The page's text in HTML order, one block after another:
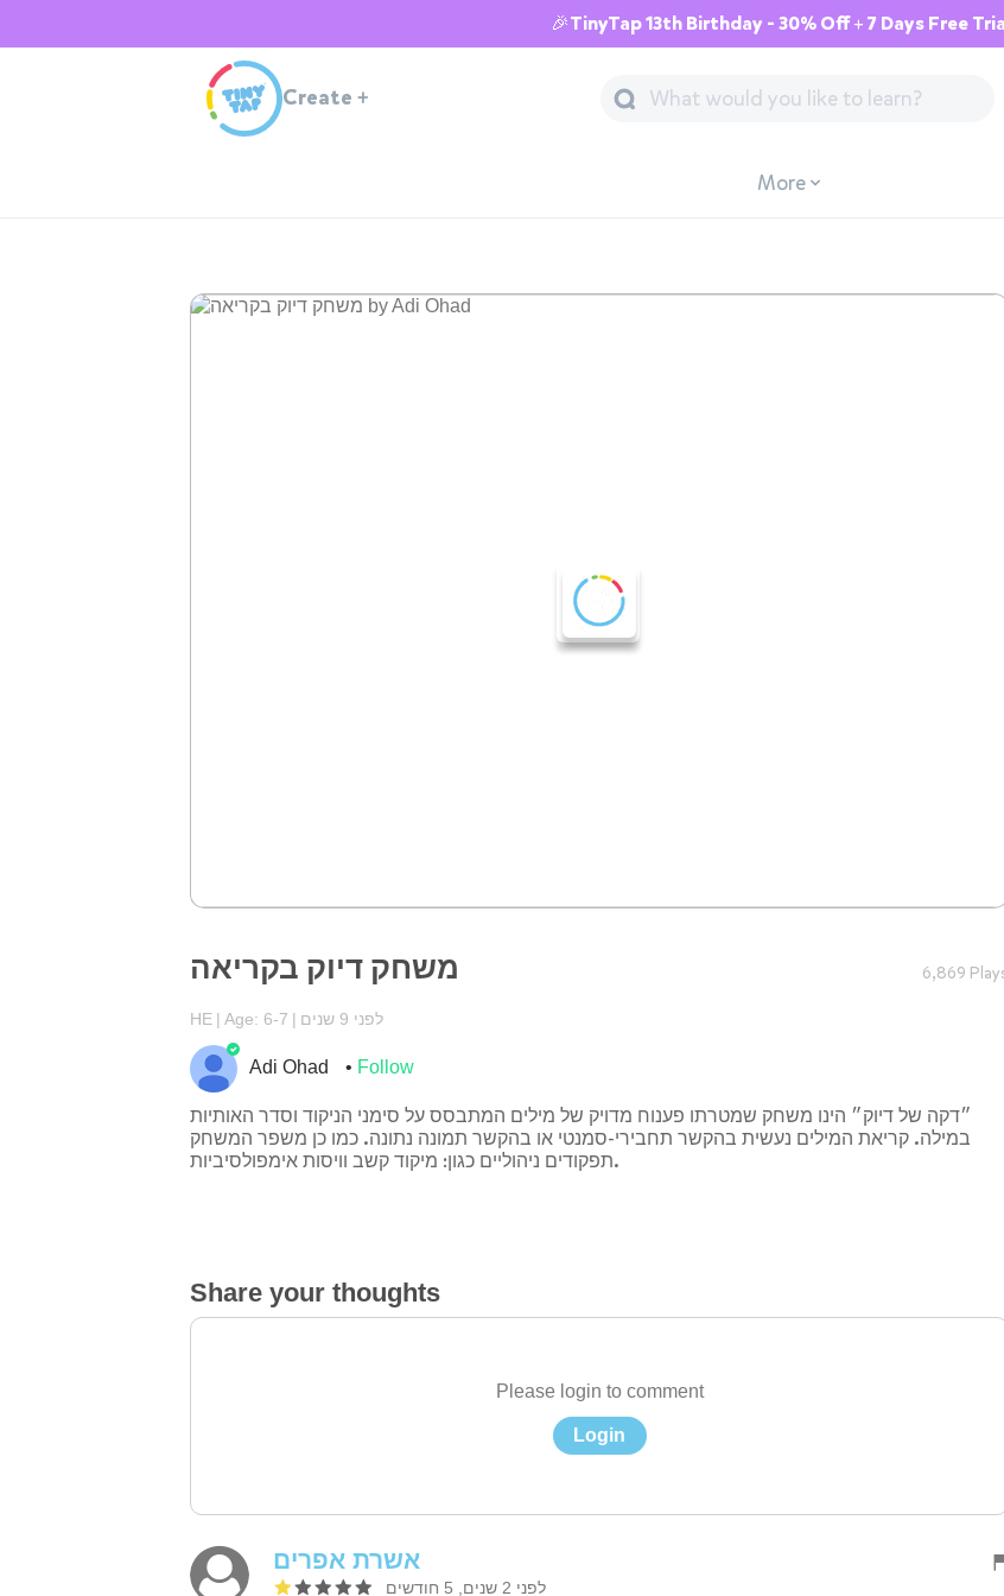
🎉TinyTap 13th Birthday - 30% Off + 7 Days Free
Create +
More
משחק דיוק בקריאה 6,869
HE Age: 6-7 לפני 9 שנים
Adi Ohad Follow
״דקה של דיוק״ הינו משחק שמטרתו פענוח מדויק של מילים המתבסס על סימני הניקוד וסדר האותיות
במילה. קריאת המילים נעשית בהקשר תחבירי-סמנטי או בהקשר תמונה נתונה. כמו כן משפר המשחק
תפקודים ניהוליים כגון: מיקוד קשב וויסות אימפולסיביות.
Share your thoughts
Please login to comment
Login
אשרת אפרים
לפני 2 שנים, 5 חודשים